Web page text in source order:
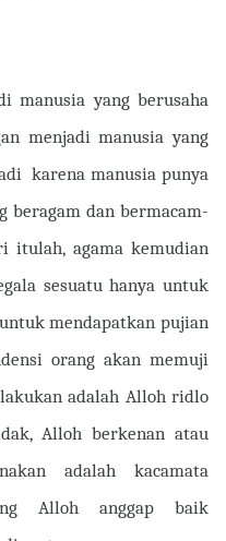
manusia yang berusaha
menjadi manusia yang
karena manusia punya
beragam dan bermacam-
itulah, agama kemudian
sesuatu hanya untuk
mendapatkan pujian
orang akan memuji
adalah Alloh ridlo
Alloh berkenan atau
adalah kacamata
Alloh anggap baik